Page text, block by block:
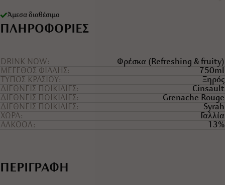
Άμεσα διαθέσιμο
ΠΛΗΡΟΦΟΡΙΕΣ
DRINK NOW
Φρέσκα (Refreshing & fruity)
ΜΕΓΕΘΟΣ ΦΙΑΛΗΣ
750ml
ΤYΠΟΣ ΚΡΑΣΙΟY
Ξηρός
ΔΙΕΘΝΕΙΣ ΠΟΙΚΙΛΙΕΣ
Cinsault
ΔΙΕΘΝΕΙΣ ΠΟΙΚΙΛΙΕΣ
Grenache Rouge
ΔΙΕΘΝΕΙΣ ΠΟΙΚΙΛΙΕΣ
Syrah
ΧΩΡΑ
Γαλλία
ΑΛΚΟΟΛ
13%
ΠΕΡΙΓΡΑΦΗ